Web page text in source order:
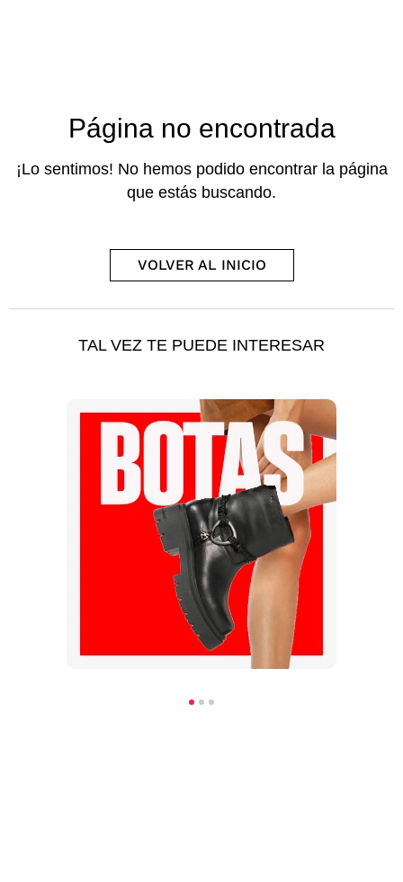
Página no encontrada
¡Lo sentimos! No hemos podido encontrar la página
que estás buscando.
VOLVER AL INICIO
TAL VEZ TE PUEDE INTERESAR